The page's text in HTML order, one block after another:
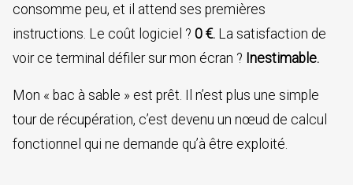
consomme peu, et il attend ses premières
instructions. Le coût logiciel ? 0 €. La satisfaction de
voir ce terminal défiler sur mon écran ? Inestimable.
Mon « bac à sable » est prêt. Il n’est plus une simple
tour de récupération, c’est devenu un nœud de calcul
fonctionnel qui ne demande qu’à être exploité.